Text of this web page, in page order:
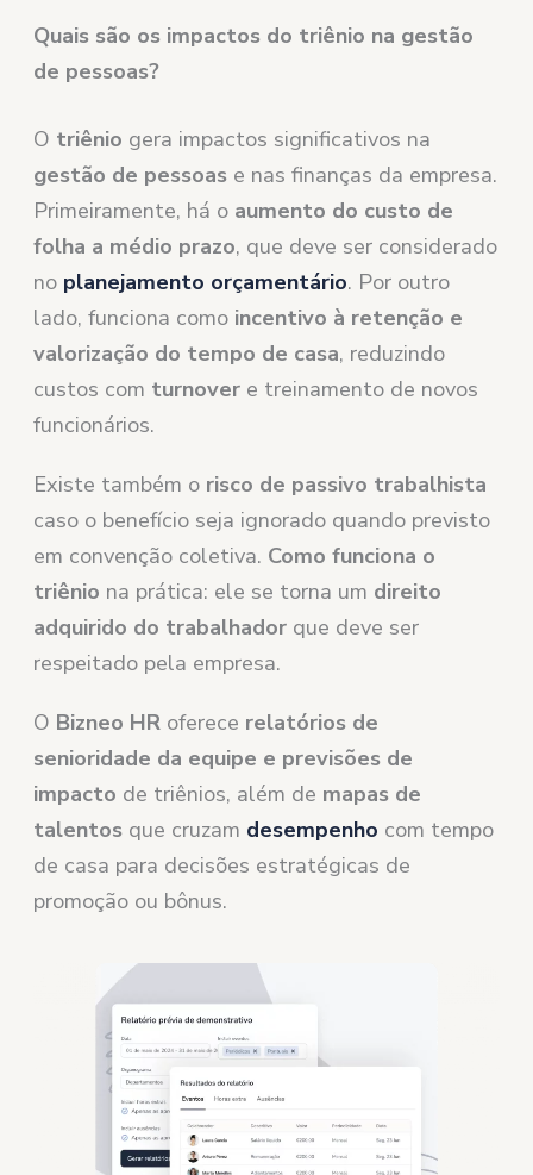
Quais são os impactos do triênio na gestão
de pessoas?
O triênio gera impactos significativos na
gestão de pessoas e nas finanças da empresa.
Primeiramente, há o aumento do custo de
folha a médio prazo, que deve ser considerado
no planejamento orçamentário. Por outro
lado, funciona como incentivo à retenção e
valorização do tempo de casa, reduzindo
custos com turnover e treinamento de novos
funcionários.
Existe também o risco de passivo trabalhista
caso o benefício seja ignorado quando previsto
em convenção coletiva. Como funciona o
triênio na prática: ele se torna um direito
adquirido do trabalhador que deve ser
respeitado pela empresa.
O Bizneo HR oferece relatórios de
senioridade da equipe e previsões de
impacto de triênios, além de mapas de
talentos que cruzam desempenho com tempo
de casa para decisões estratégicas de
promoção ou bônus.